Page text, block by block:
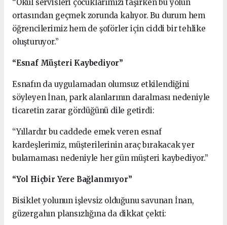
“Okul servisleri çocuklarımızı taşırken bu yolun
ortasından geçmek zorunda kalıyor. Bu durum hem
öğrencilerimiz hem de şoförler için ciddi bir tehlike
oluşturuyor.”
“Esnaf Müşteri Kaybediyor”
Esnafın da uygulamadan olumsuz etkilendiğini
söyleyen İnan, park alanlarının daralması nedeniyle
ticaretin zarar gördüğünü dile getirdi:
“Yıllardır bu caddede emek veren esnaf
kardeşlerimiz, müşterilerinin araç bırakacak yer
bulamaması nedeniyle her gün müşteri kaybediyor.”
“Yol Hiçbir Yere Bağlanmıyor”
Bisiklet yolunun işlevsiz olduğunu savunan İnan,
güzergahın plansızlığına da dikkat çekti: